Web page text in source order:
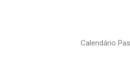
Calendário